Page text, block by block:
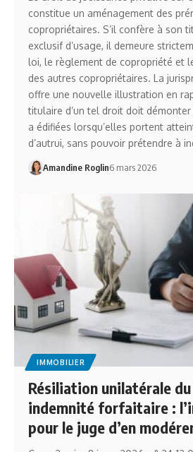
constitue un aménagement des
copropriétaires. S’il confère à son
exclusif d’usage, il demeure
loi, le règlement de copropriété et
des autres copropriétaires. La
offre une nouvelle illustration en
titulaire d’un tel droit doit
a édifiées lorsqu’elles portent
d’autrui, sans pouvoir prétendre à
Amandine Roglin6 mars 2026
IMMOBILIER
Résiliation unilatérale du
indemnité forfaitaire :
pour le juge d’en